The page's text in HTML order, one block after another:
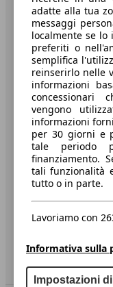
Benvenuti su
Società
A proposito di
Stampa
Media
Condizioni
Informazioni
Dichiarazione
Servizi
Area rivenditori
adatte alla tua
messaggi
localmente se lo
preferiti o
semplifica
reinserirlo nelle
informazioni
concessionari
vengono
informazioni
per 30 giorni e
tale periodo
finanziamento.
tali funzionalità
tutto o in parte.
Lavoriamo con
Informativa sulla
Impostazioni